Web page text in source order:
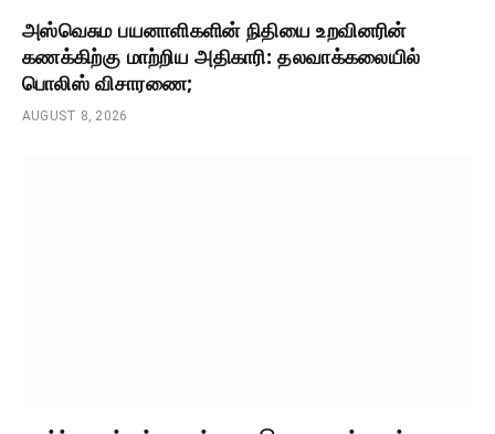
அஸ்வெசும பயனாளிகளின் நிதியை உறவினரின்
கணக்கிற்கு மாற்றிய அதிகாரி: தலவாக்கலையில்
பொலிஸ் விசாரணை;
AUGUST 8, 2026